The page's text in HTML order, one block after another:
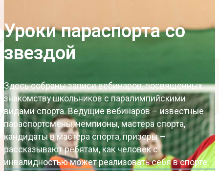
Уроки параспорта со
звездой
Здесь собраны записи вебинаров, посвященных
знакомству школьников с паралимпийскими
видами спорта. Ведущие вебинаров – известные
параспортсмены, чемпионы, мастера спорта,
кандидаты в мастера спорта, призеры –
рассказывают ребятам, как человек с
инвалидностью может реализовать себя в спорте.